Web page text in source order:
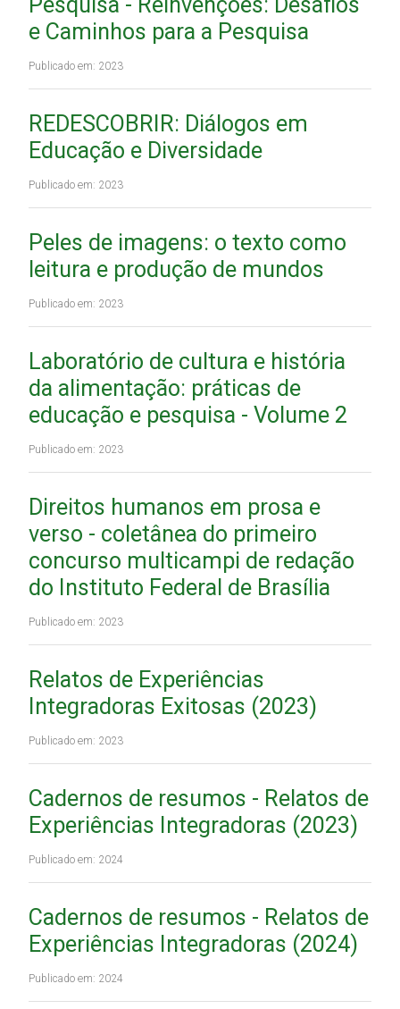
e Caminhos para a Pesquisa
Publicado em: 2023
REDESCOBRIR: Diálogos em
Educação e Diversidade
Publicado em: 2023
Peles de imagens: o texto como
leitura e produção de mundos
Publicado em: 2023
Laboratório de cultura e história
da alimentação: práticas de
educação e pesquisa - Volume 2
Publicado em: 2023
Direitos humanos em prosa e
verso - coletânea do primeiro
concurso multicampi de redação
do Instituto Federal de Brasília
Publicado em: 2023
Relatos de Experiências
Integradoras Exitosas (2023)
Publicado em: 2023
Cadernos de resumos - Relatos de
Experiências Integradoras (2023)
Publicado em: 2024
Cadernos de resumos - Relatos de
Experiências Integradoras (2024)
Publicado em: 2024